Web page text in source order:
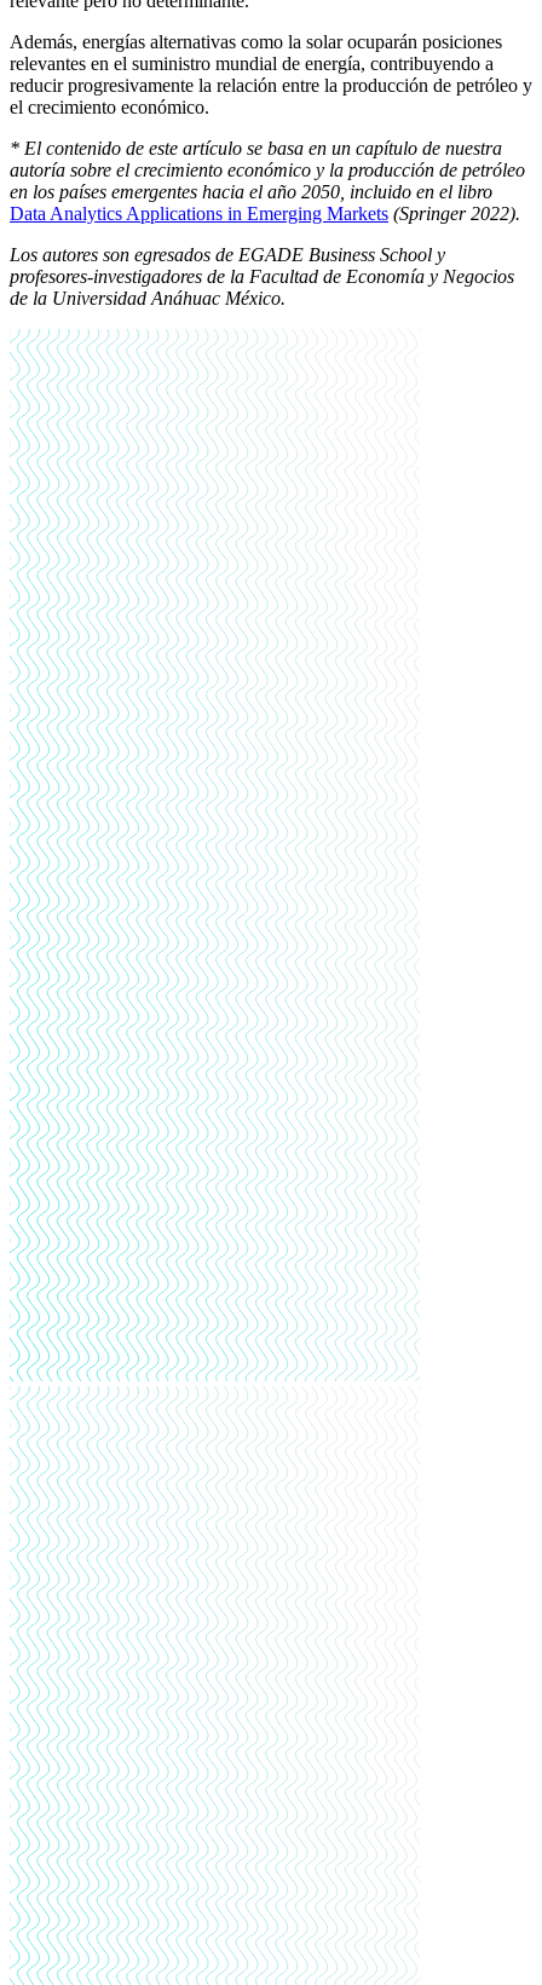
Además, energías alternativas como la solar ocuparán posiciones
relevantes en el suministro mundial de energía, contribuyendo a
reducir progresivamente la relación entre la producción de petróleo y
el crecimiento económico.
* El contenido de este artículo se basa en un capítulo de nuestra
autoría sobre el crecimiento económico y la producción de petróleo
en los países emergentes hacia el año 2050, incluido en el libro
Data Analytics Applications in Emerging Markets (Springer 2022).
Los autores son egresados de EGADE Business School y
profesores-investigadores de la Facultad de Economía y Negocios
de la Universidad Anáhuac México.